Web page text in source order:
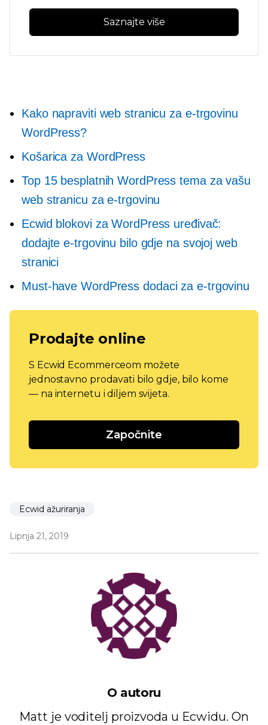
Saznajte više
Kako napraviti web stranicu za e-trgovinu
WordPress?
Košarica za WordPress
Top 15 besplatnih WordPress tema za vašu
web stranicu za e-trgovinu
Ecwid blokovi za WordPress uređivač:
dodajte e-trgovinu bilo gdje na svojoj web
stranici
Must-have WordPress dodaci za e-trgovinu
Prodajte online
S Ecwid Ecommerceom možete
jednostavno prodavati bilo gdje, bilo kome
— na internetu i diljem svijeta.
Započnite
Ecwid ažuriranja
Lipnja 21, 2019
O autoru
Matt je voditelj proizvoda u Ecwidu. On